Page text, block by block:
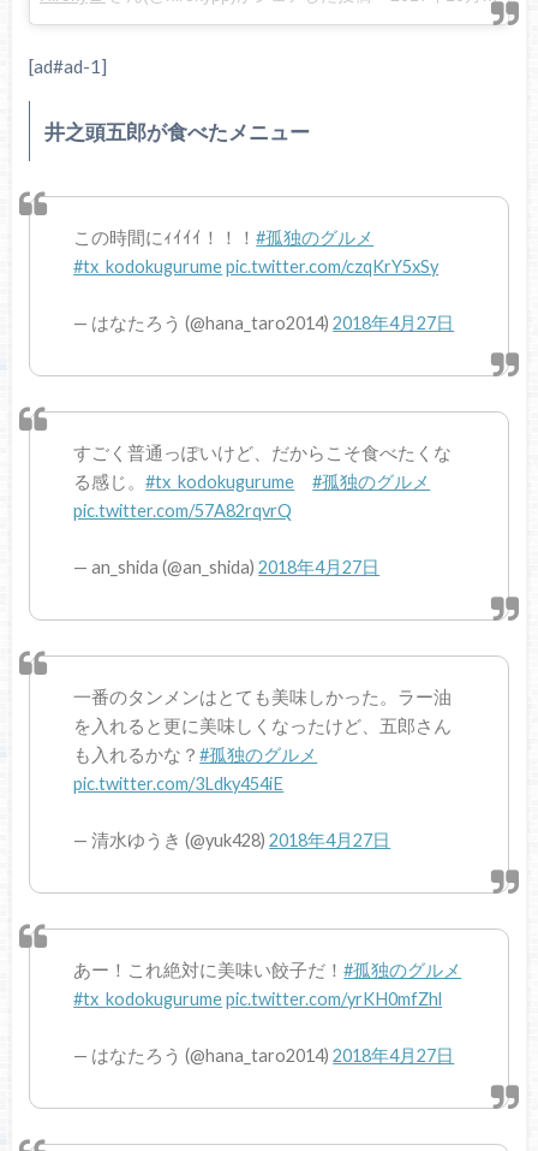
[ad#ad-1]
井之頭五郎が食べたメニュー
この時間にｨｲｲｲ！！！#孤独のグルメ
#tx_kodokugurumepic.twitter.com/czqKrY5xSy
— はなたろう (@hana_taro2014)2018年4月27日
すごく普通っぽいけど、だからこそ食べたくな
る感じ。#tx_kodokugurume
#孤独のグルメ
pic.twitter.com/57A82rqvrQ
— an_shida (@an_shida)2018年4月27日
一番のタンメンはとても美味しかった。ラー油
を入れると更に美味しくなったけど、五郎さん
も入れるかな？#孤独のグルメ
pic.twitter.com/3Ldky454iE
— 清水ゆうき (@yuk428)2018年4月27日
あー！これ絶対に美味い餃子だ！#孤独のグルメ
#tx_kodokugurumepic.twitter.com/yrKH0mfZhl
— はなたろう (@hana_taro2014)2018年4月27日